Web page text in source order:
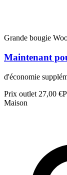
Grande bougie
Maintenant
d'économie
Prix outlet 27,00 €
Maison